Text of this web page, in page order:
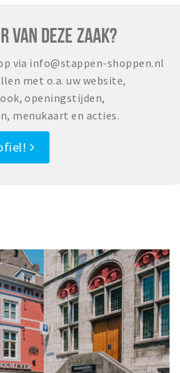
VAN DEZE ZAAK?
via info@stappen-shoppen.nl
met o.a. uw website,
openingstijden,
menukaart en acties.